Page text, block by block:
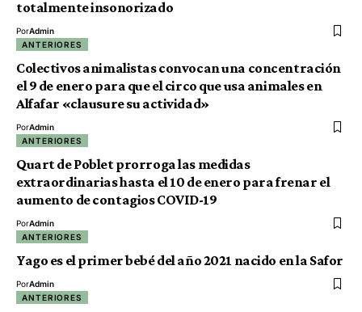
totalmente insonorizado
PorAdmin
ANTERIORES
Colectivos animalistas convocan una concentración
el 9 de enero para que el circo que usa animales en
Alfafar «clausure su actividad»
PorAdmin
ANTERIORES
Quart de Poblet prorroga las medidas
extraordinarias hasta el 10 de enero para frenar el
aumento de contagios COVID-19
PorAdmin
ANTERIORES
Yago es el primer bebé del año 2021 nacido en la Safor
PorAdmin
ANTERIORES